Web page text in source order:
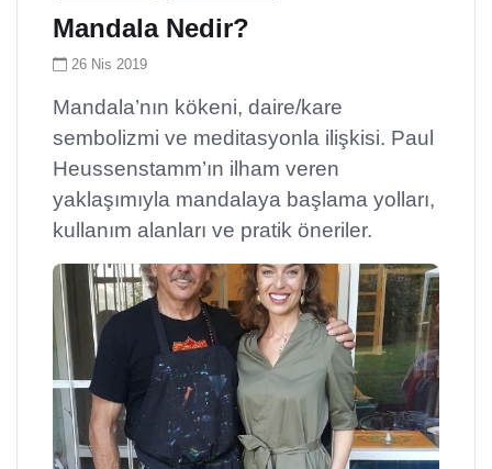
Mandala Nedir?
26 Nis 2019
Mandala’nın kökeni, daire/kare
sembolizmi ve meditasyonla ilişkisi. Paul
Heussenstamm’ın ilham veren
yaklaşımıyla mandalaya başlama yolları,
kullanım alanları ve pratik öneriler.